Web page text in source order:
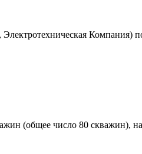
Компания)
(общее число 80 скважин),